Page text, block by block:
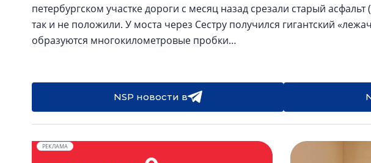
петербургском участке дороги с месяц назад срезали старый
так и не положили. У моста через Сестру получился гигантский
образуются многокилометровые пробки…
NSP новости в
РЕКЛАМА